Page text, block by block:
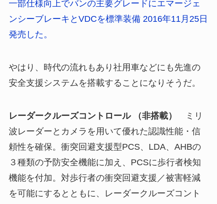
一部仕様向上でバンの主要グレードにエマージェ
ンシーブレーキとVDCを標準装備 2016年11月25日
発売した。
やはり、時代の流れもあり社用車などにも先進の
安全支援システムを搭載することになりそうだ。
レーダークルーズコントロール （非搭載）
ミリ
波レーダーとカメラを用いて優れた認識性能・信
頼性を確保。衝突回避支援型PCS、LDA、AHBの
３種類の予防安全機能に加え、PCSに歩行者検知
機能を付加。対歩行者の衝突回避支援／被害軽減
を可能にするとともに、レーダークルーズコント